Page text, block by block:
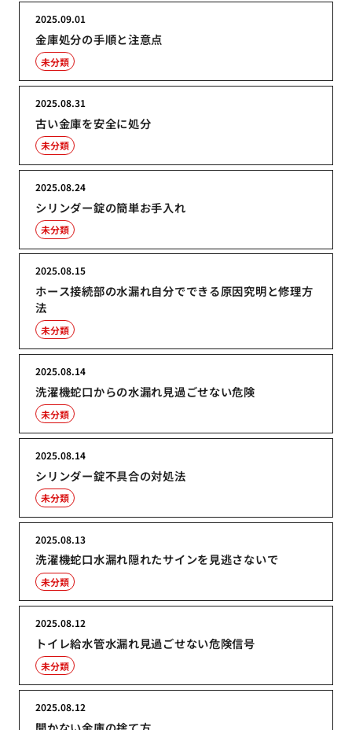
金庫処分の手順と注意点
2025.09.01
未分類
古い金庫を安全に処分
2025.08.31
未分類
シリンダー錠の簡単お手入れ
2025.08.24
未分類
ホース接続部の水漏れ自分でできる原因究明と修理方
法
2025.08.15
未分類
洗濯機蛇口からの水漏れ見過ごせない危険
2025.08.14
未分類
シリンダー錠不具合の対処法
2025.08.14
未分類
洗濯機蛇口水漏れ隠れたサインを見逃さないで
2025.08.13
未分類
トイレ給水管水漏れ見過ごせない危険信号
2025.08.12
未分類
2025.08.12